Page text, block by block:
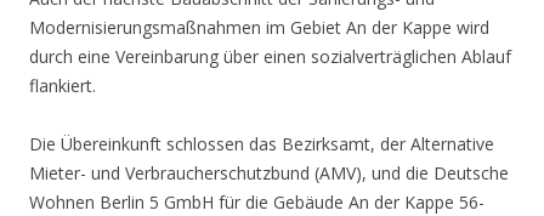
Modernisierungsmaßnahmen im Gebiet An der Kappe wird
durch eine Vereinbarung über einen sozialverträglichen Ablauf
flankiert.
Die Übereinkunft schlossen das Bezirksamt, der Alternative
Mieter- und Verbraucherschutzbund (AMV), und die Deutsche
Wohnen Berlin 5 GmbH für die Gebäude An der Kappe 56-